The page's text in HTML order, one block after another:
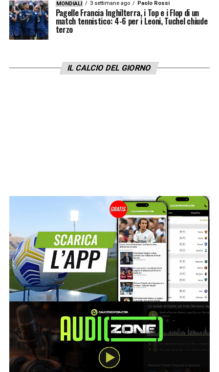
MONDIALI 3 settimane ago Paolo Rossi
Pagelle Francia Inghilterra, i Top e i Flop di un
match tennistico: 4-6 per i Leoni, Tuchel chiude
terzo
IL CALCIO DEL GIORNO